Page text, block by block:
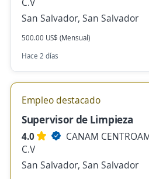
San Salvador, San Salvador
500.00 US$ (Mensual)
Hace 2 días
Empleo destacado
Supervisor de Limpieza
4.0
CANAM
C.V
San Salvador, San Salvador